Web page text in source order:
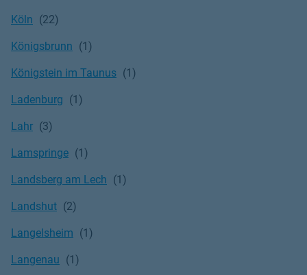
Köln
Königsbrunn
Königstein im Taunus
Ladenburg
Lahr
Lamspringe
Landsberg am Lech
Landshut
Langelsheim
Langenau